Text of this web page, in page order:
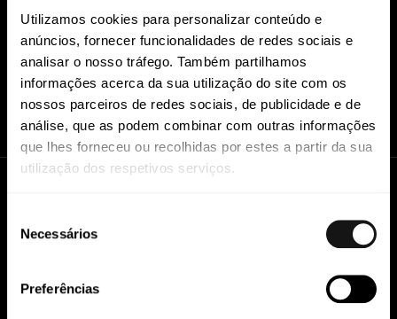
Utilizamos cookies para personalizar conteúdo e
anúncios, fornecer funcionalidades de redes sociais e
analisar o nosso tráfego. Também partilhamos
informações acerca da sua utilização do site com os
nossos parceiros de redes sociais, de publicidade e de
análise, que as podem combinar com outras informações
que lhes forneceu ou recolhidas por estes a partir da sua
utilização dos respetivos serviços.
Necessários
Preferências
as últimas novidades legislativas, publicações e
convites para eventos
SUBSCREVER